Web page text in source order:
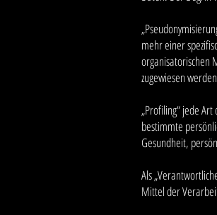
mehr einer
organisatorischen
zugewiesen
„Profiling“ jede
bestimmte
Gesundheit,
Als
Mittel der